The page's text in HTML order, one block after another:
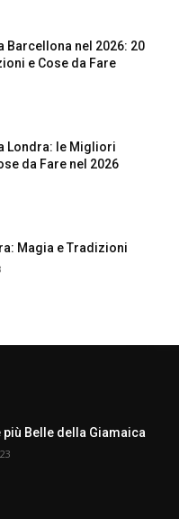
Barcellona nel 2026: 20
e Cose da Fare
Londra: le Migliori
da Fare nel 2026
Magia e Tradizioni
più Belle della Giamaica